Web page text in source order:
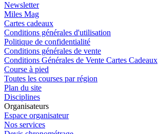
Newsletter
Miles Mag
Cartes cadeaux
Conditions générales d'utilisation
Politique de confidentialité
Conditions générales de vente
Conditions Générales de Vente Cartes Cadeaux
Course à pied
Toutes les courses par région
Plan du site
Disciplines
Organisateurs
Espace organisateur
Nos services